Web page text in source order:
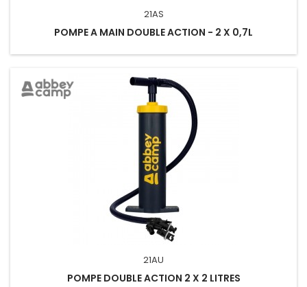
21AS
POMPE A MAIN DOUBLE ACTION - 2 X 0,7L
21AU
POMPE DOUBLE ACTION 2 X 2 LITRES